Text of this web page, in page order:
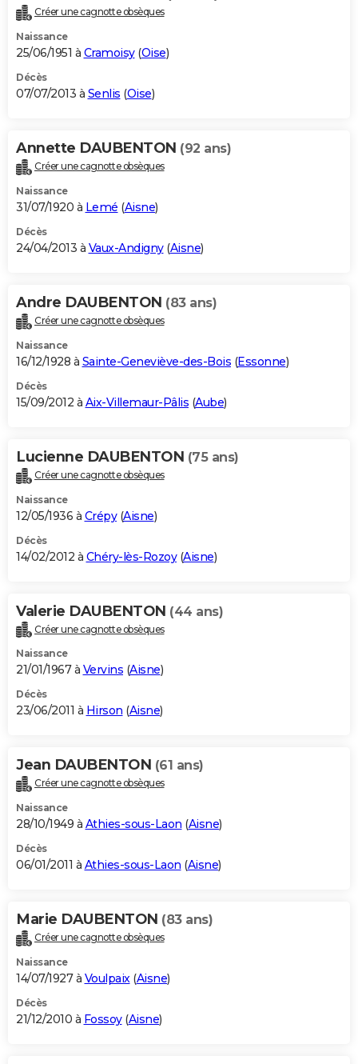
Créer une cagnotte obsèques
Naissance
25/06/1951 à Cramoisy(Oise)
Décès
07/07/2013 à Senlis (Oise)
Annette DAUBENTON (92 ans)
Créer une cagnotte obsèques
Naissance
31/07/1920 à Lemé (Aisne)
Décès
24/04/2013 à Vaux-Andigny(Aisne)
Andre DAUBENTON (83 ans)
Créer une cagnotte obsèques
Naissance
16/12/1928 à Sainte-Geneviève-des-Bois (Essonne)
Décès
15/09/2012 à Aix-Villemaur-Pâlis (Aube)
Lucienne DAUBENTON (75 ans)
Créer une cagnotte obsèques
Naissance
12/05/1936 à Crépy(Aisne)
Décès
14/02/2012 à Chéry-lès-Rozoy(Aisne)
Valerie DAUBENTON (44 ans)
Créer une cagnotte obsèques
Naissance
21/01/1967 à Vervins (Aisne)
Décès
23/06/2011 à Hirson (Aisne)
Jean DAUBENTON (61 ans)
Créer une cagnotte obsèques
Naissance
28/10/1949 à Athies-sous-Laon (Aisne)
Décès
06/01/2011 à Athies-sous-Laon (Aisne)
Marie DAUBENTON (83 ans)
Créer une cagnotte obsèques
Naissance
14/07/1927 à Voulpaix(Aisne)
Décès
21/12/2010 à Fossoy(Aisne)